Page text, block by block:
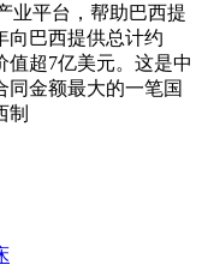
业平台，帮助巴西提
向巴西提供总计约
值超7亿美元。这是中
同金额最大的一笔国
制